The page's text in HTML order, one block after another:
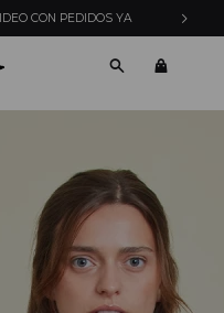
CON PEDIDOS YA